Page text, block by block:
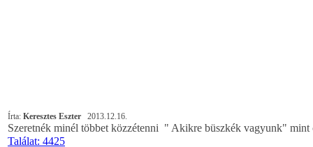
Írta: Keresztes Eszter 2013.12.16.
Szeretnék minél többet közzétenni " Akikre büszkék vagyunk"
Találat: 4425